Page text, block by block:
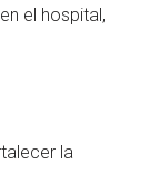
el hospital,
la